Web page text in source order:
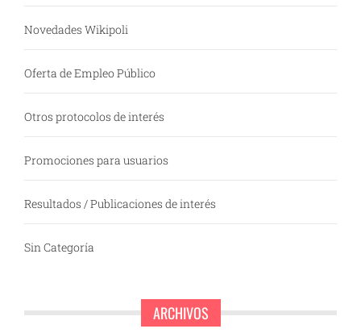
Novedades Wikipoli
Oferta de Empleo Público
Otros protocolos de interés
Promociones para usuarios
Resultados / Publicaciones de interés
Sin Categoría
ARCHIVOS